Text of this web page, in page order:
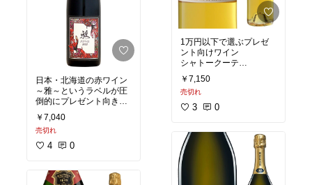
日本・北海道の赤ワイン
～雅～というラベルが圧
倒的にプレゼント向き
生産本数が少ないので見
つけたら買いたい銘柄
￥7,040
売切れ
4 0
1万円以下で選ぶプレゼ
ント向けワイン
シャトークーテ
極甘口のデザートワイン
で貴腐ワイン
バルサックを代表する、
ソーテルヌ格付け一級の
めの貴腐ワインと異な
り、少し酸が乗って上品
なのが特徴
￥7,150
売切れ
3 0